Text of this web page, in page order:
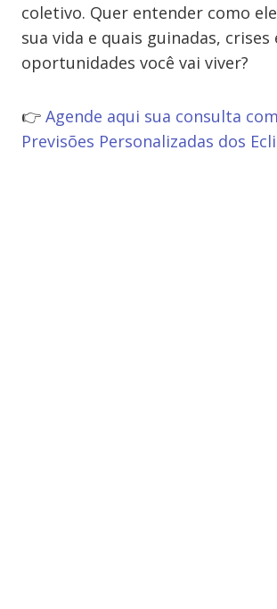
coletivo. Quer entender como
sua vida e quais guinadas, crises
oportunidades você vai viver?
👉 Agende aqui sua consulta
Previsões Personalizadas dos